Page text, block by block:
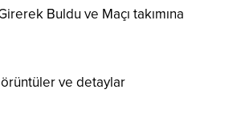
Buldu ve Maçı takımına
ve detaylar